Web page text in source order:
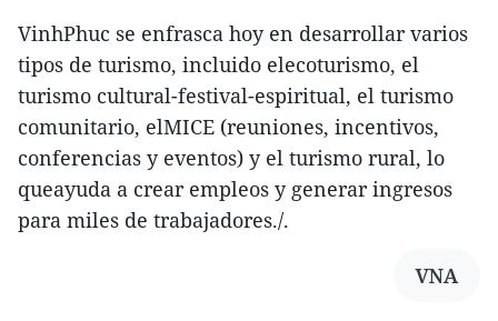
VinhPhuc se enfrasca hoy en desarrollar varios
tipos de turismo, incluido elecoturismo, el
turismo cultural-festival-espiritual, el turismo
comunitario, elMICE (reuniones, incentivos,
conferencias y eventos) y el turismo rural, lo
queayuda a crear empleos y generar ingresos
para miles de trabajadores./.
VNA